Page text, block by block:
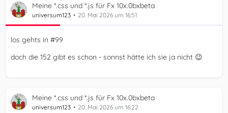
Meine *.css und *.js für Fx 10x.0bxbeta
universum123 20. Mai 2026 um 16:51
los gehts in #99
doch die 152 gibt es schon - sonnst hätte ich sie ja nicht 😉
Meine *.css und *.js für Fx 10x.0bxbeta
universum123 20. Mai 2026 um 16:22